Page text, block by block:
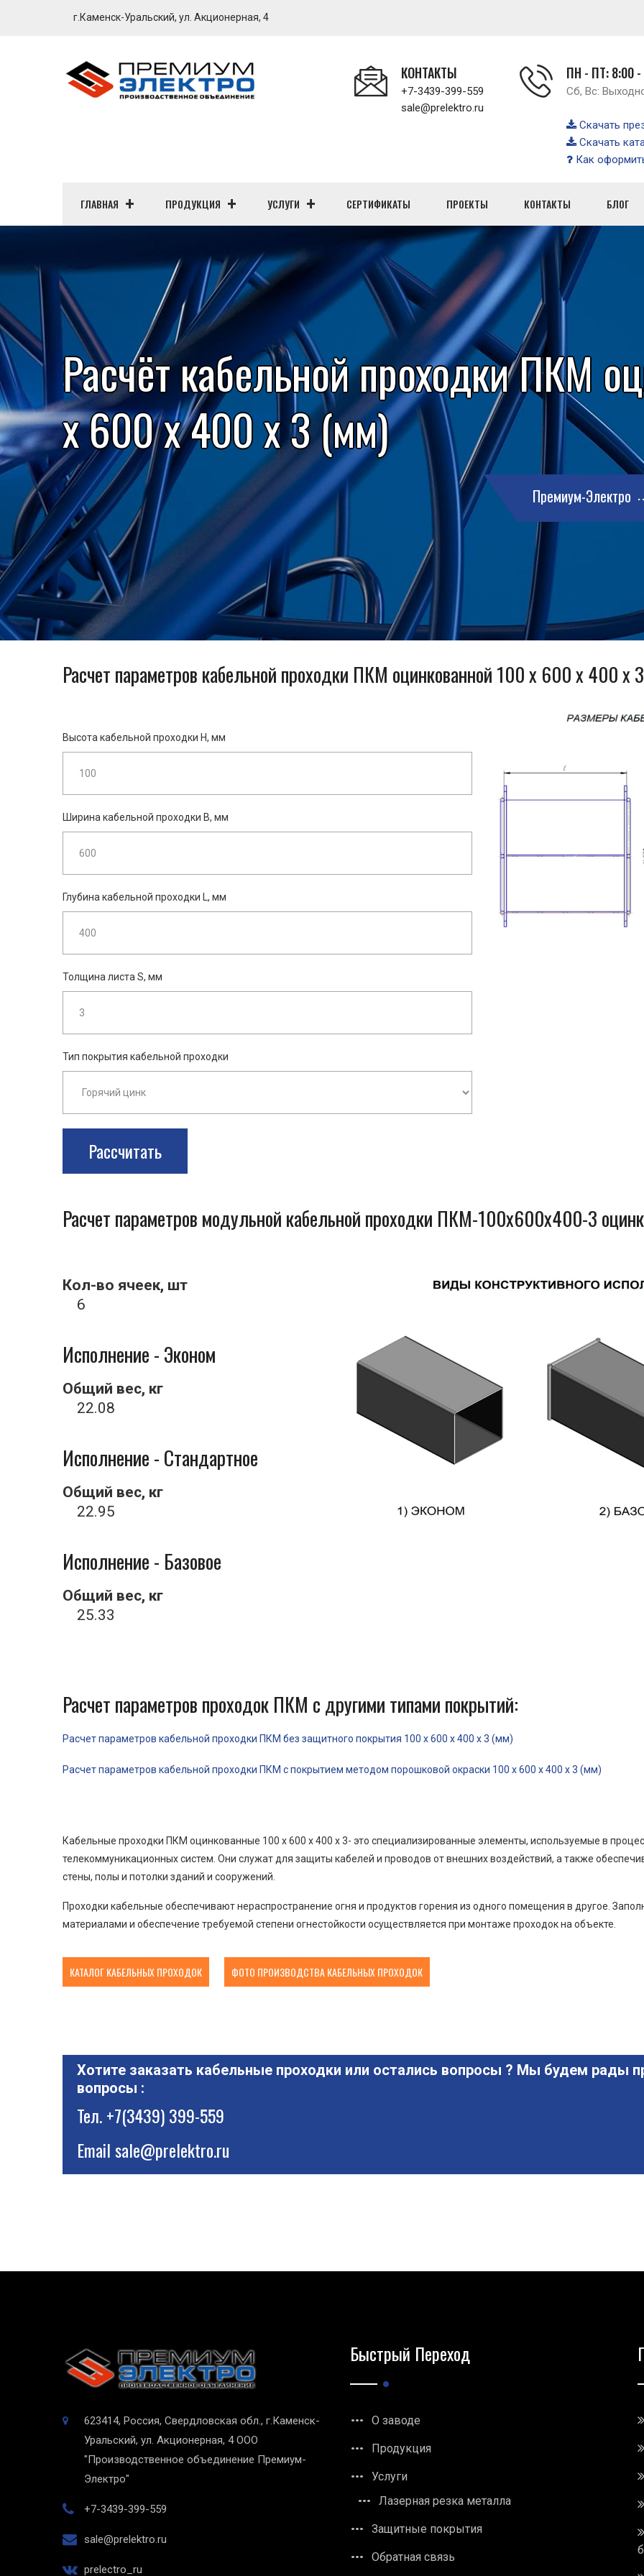
г.Каменск-Уральский, ул. Акционерная, 4
КОНТАКТЫ
+7-3439-399-559
sale@prelektro.ru
ПН - ПТ: 8:00 -
Сб, Вс:
Скачать
Скачать
Как
ГЛАВНАЯ ПРОДУКЦИЯ УСЛУГИ СЕРТИФИКАТЫ ПРОЕКТЫ КОНТАКТЫ БЛОГ
Расчёт кабельной проходки ПКМ
x 600 x 400 x 3 (мм)
Премиум-Электро
Расчет параметров кабельной проходки ПКМ оцинкованной 100 x 600 x 400 x
Высота кабельной проходки H, мм
Ширина кабельной проходки B, мм
Глубина кабельной проходки L, мм
Толщина листа S, мм
Тип покрытия кабельной проходки
Рассчитать
Расчет параметров модульной кабельной проходки ПКМ-100x600x400-3
Кол-во ячеек, шт
6
Исполнение - Эконом
Общий вес, кг
22.08
Исполнение - Стандартное
Общий вес, кг
22.95
Исполнение - Базовое
Общий вес, кг
25.33
Расчет параметров проходок ПКМ с другими типами покрытий:
Расчет параметров кабельной проходки ПКМ без защитного покрытия 100 x 600 x 400 x 3 (мм)
Расчет параметров кабельной проходки ПКМ с покрытием методом порошковой окраски 100 x 600 x 400 x 3 (мм)
Кабельные проходки ПКМ оцинкованные 100 x 600 x 400 x 3- это специализированные элементы, используемые в
телекоммуникационных систем. Они служат для защиты кабелей и проводов от внешних воздействий, а также
стены, полы и потолки зданий и сооружений.
Проходки кабельные обеспечивают нераспространение огня и продуктов горения из одного помещения в другое.
материалами и обеспечение требуемой степени огнестойкости осуществляется при монтаже проходок на объекте.
КАТАЛОГ КАБЕЛЬНЫХ ПРОХОДОК ФОТО ПРОИЗВОДСТВА КАБЕЛЬНЫХ ПРОХОДОК
Хотите заказать кабельные проходки или остались вопросы ? Мы будем рады
вопросы :
Тел.+7(3439) 399-559
Emailsale@prelektro.ru
623414, Россия, Свердловская обл., г.Каменск-
Уральский, ул. Акционерная, 4 ООО
"Производственное объединение Премиум-
Электро"
+7-3439-399-559
sale@prelektro.ru
prelectro_ru
Быстрый Переход
О заводе
Продукция
Услуги
Лазерная резка металла
Защитные покрытия
Обратная связь